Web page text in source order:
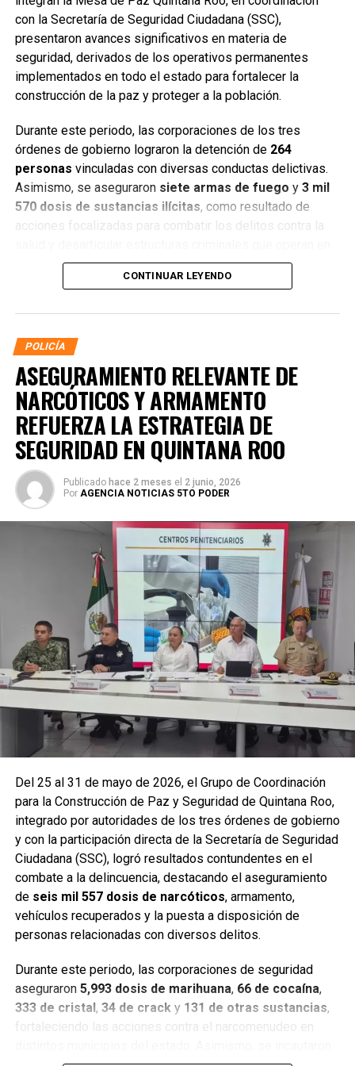
con la Secretaría de Seguridad Ciudadana (SSC),
presentaron avances significativos en materia de
seguridad, derivados de los operativos permanentes
implementados en todo el estado para fortalecer la
construcción de la paz y proteger a la población.
Durante este periodo, las corporaciones de los tres
órdenes de gobierno lograron la detención de 264
personas vinculadas con diversas conductas delictivas.
Asimismo, se aseguraron siete armas de fuego y 3 mil
570 dosis de sustancias ilícitas, como resultado de
acciones focalizadas para combatir los delitos contra la
distintos municipios.
La coordinación tecnológica del C5 y el despliegue
operativo en campo permitieron la recuperación de105
relacionados con reportes de robo o probables
hechos delictivos. Además, se realizaron 24 mil 622
revisiones preventivasa personas y unidades
vehiculares, reforzando la vigilancia en zonas estratégicas
y puntos de alta movilidad.
Entre las acciones destacadas se encuentran detenciones
relevantes en
Benito Juárez, Lázaro Cárdenas y Tulum
narcóticos, vehículos y cumplimentaron órdenes de
aprehensión contra personas presuntamente vinculadas
con delitos de alto impacto.
CONTINUAR LEYENDO
POLICÍA
ASEGURAMIENTO RELEVANTE DE
NARCÓTICOS Y ARMAMENTO
REFUERZA LA ESTRATEGIA DE
SEGURIDAD EN QUINTANA ROO
Publicado hace 2 meses el 2 junio, 2026
Por AGENCIA NOTICIAS 5TO PODER
Del 25 al 31 de mayo de 2026, el Grupo de Coordinación
para la Construcción de Paz y Seguridad de Quintana Roo,
integrado por autoridades de los tres órdenes de gobierno
y con la participación directa de la Secretaría de Seguridad
Ciudadana (SSC), logró resultados contundentes en el
combate a la delincuencia, destacando el aseguramiento
de seis mil 557 dosis de narcóticos, armamento,
vehículos recuperados y la puesta a disposición de
personas relacionadas con diversos delitos.
Durante este periodo, las corporaciones de seguridad
aseguraron 5,993 dosis de marihuana, 66 de cocaína,
333 de cristal, 34 de cracky 131 de otras sustancias,
fortaleciendo las acciones contra el narcomenudeo en